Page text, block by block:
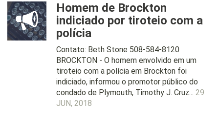
Homem de Brockton
indiciado por tiroteio com a
polícia
Contato: Beth Stone 508-584-8120
BROCKTON - O homem envolvido em um
tiroteio com a polícia em Brockton foi
indiciado, informou o promotor público do
condado de Plymouth, Timothy J. Cruz... 29
JUN, 2018